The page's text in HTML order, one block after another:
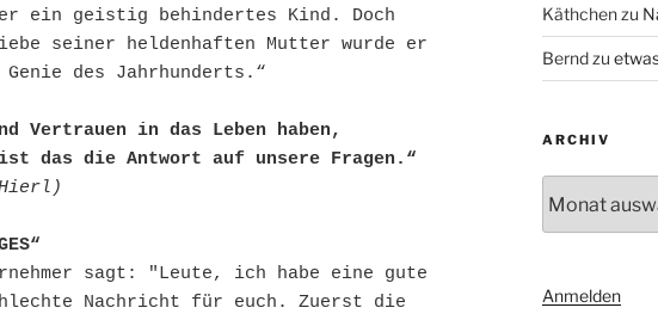
ein geistig behindertes Kind. Doch
seiner heldenhaften Mutter wurde er
Genie des Jahrhunderts.“
Vertrauen in das Leben haben,
das die Antwort auf unsere Fragen.“
sagt: "Leute, ich habe eine gute
Nachricht für euch. Zuerst die
Käthchenzu
Berndzu
ARCHIV
Anmelden